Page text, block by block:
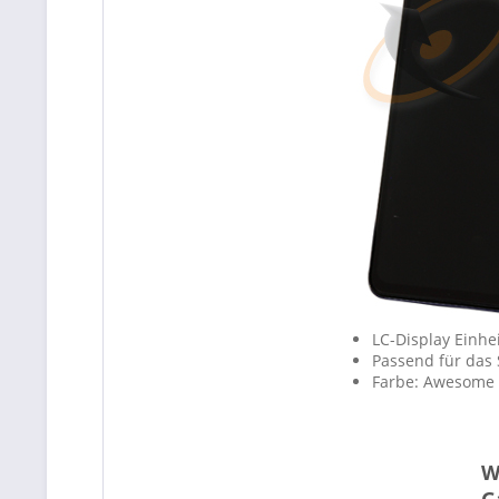
LC-Display
Passend für das
Farbe: